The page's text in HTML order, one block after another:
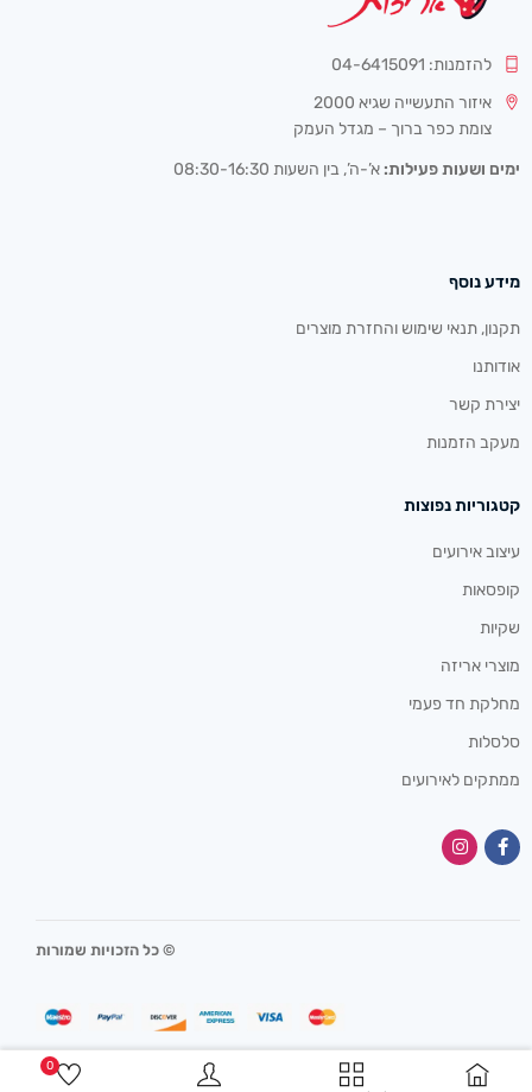
0
להזמנות: 04-6415091
איזור התעשייה שגיא 2000
צומת כפר ברוך – מגדל העמק
ימים ושעות פעילות: א’-ה’, בין השעות 08:30-16:30
מידע נוסף
תקנון, תנאי שימוש והחזרת מוצרים
אודותנו
יצירת קשר
מעקב הזמנות
קטגוריות נפוצות
עיצוב אירועים
קופסאות
שקיות
מוצרי אריזה
מחלקת חד פעמי
סלסלות
ממתקים לאירועים
© כל הזכויות שמורות